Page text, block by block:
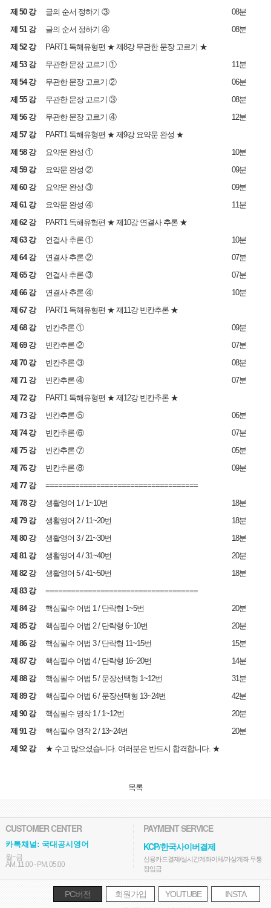
제 50 강
글의 순서 정하기 ③
08분
제 51 강
글의 순서 정하기 ④
08분
제 52 강
PART1 독해유형편 ★ 제8강 무관한 문장 고르기 ★
제 53 강
무관한 문장 고르기 ①
11분
제 54 강
무관한 문장 고르기 ②
06분
제 55 강
무관한 문장 고르기 ③
08분
제 56 강
무관한 문장 고르기 ④
12분
제 57 강
PART1 독해유형편 ★ 제9강 요약문 완성 ★
제 58 강
요약문 완성 ①
10분
제 59 강
요약문 완성 ②
09분
제 60 강
요약문 완성 ③
09분
제 61 강
요약문 완성 ④
11분
제 62 강
PART1 독해유형편 ★ 제10강 연결사 추론 ★
제 63 강
연결사 추론 ①
10분
제 64 강
연결사 추론 ②
07분
제 65 강
연결사 추론 ③
07분
제 66 강
연결사 추론 ④
10분
제 67 강
PART1 독해유형편 ★ 제11강 빈칸추론 ★
제 68 강
빈칸추론 ①
09분
제 69 강
빈칸추론 ②
07분
제 70 강
빈칸추론 ③
08분
제 71 강
빈칸추론 ④
07분
제 72 강
PART1 독해유형편 ★ 제12강 빈칸추론 ★
제 73 강
빈칸추론 ⑤
06분
제 74 강
빈칸추론 ⑥
07분
제 75 강
빈칸추론 ⑦
05분
제 76 강
빈칸추론 ⑧
09분
제 77 강
====================================
제 78 강
생활영어 1 / 1~10번
18분
제 79 강
생활영어 2 / 11~20번
18분
제 80 강
생활영어 3 / 21~30번
18분
제 81 강
생활영어 4 / 31~40번
20분
제 82 강
생활영어 5 / 41~50번
18분
제 83 강
====================================
제 84 강
핵심필수 어법 1 / 단락형 1~5번
20분
제 85 강
핵심필수 어법 2 / 단락형 6~10번
20분
제 86 강
핵심필수 어법 3 / 단락형 11~15번
15분
제 87 강
핵심필수 어법 4 / 단락형 16~20번
14분
제 88 강
핵심필수 어법 5 / 문장선택형 1~12번
31분
제 89 강
핵심필수 어법 6 / 문장선택형 13~24번
42분
제 90 강
핵심필수 영작 1 / 1~12번
20분
제 91 강
핵심필수 영작 2 / 13~24번
20분
제 92 강
★ 수고 많으셨습니다. 여러분은 반드시 합격합니다. ★
목록
CUSTOMER CENTER
카톡채널: 국대공시영어
월~금
AM. 11:00 - PM. 05:00
PAYMENT SERVICE
KCP/한국사이버결제
신용카드결제/실시간계좌이체/가상계좌 무통
장입금
PC버전 회원가입 YOUTUBE INSTA